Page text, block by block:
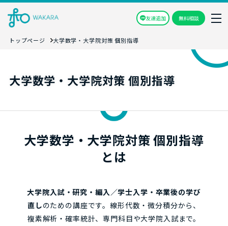
友達追加 無料相談
トップページ 大学数学・大学院対策 個別指導
大学数学・大学院対策 個別指導
大学数学・大学院対策 個別指導
とは
大学院入試・研究・編入／学士入学・卒業後の学び
直しのための講座です。線形代数・微分積分から、
複素解析・確率統計、専門科目や大学院入試まで。